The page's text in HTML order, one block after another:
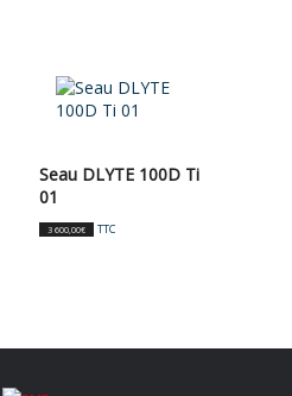
Seau DLYTE 100D Ti
01
3 600,00€ TTC